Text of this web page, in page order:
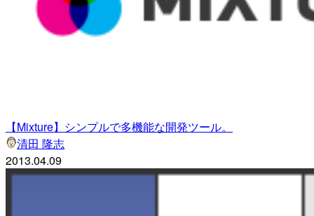
【Mixture】シンプルで多機能な開発ツール。
清田 隆志
2013.04.09